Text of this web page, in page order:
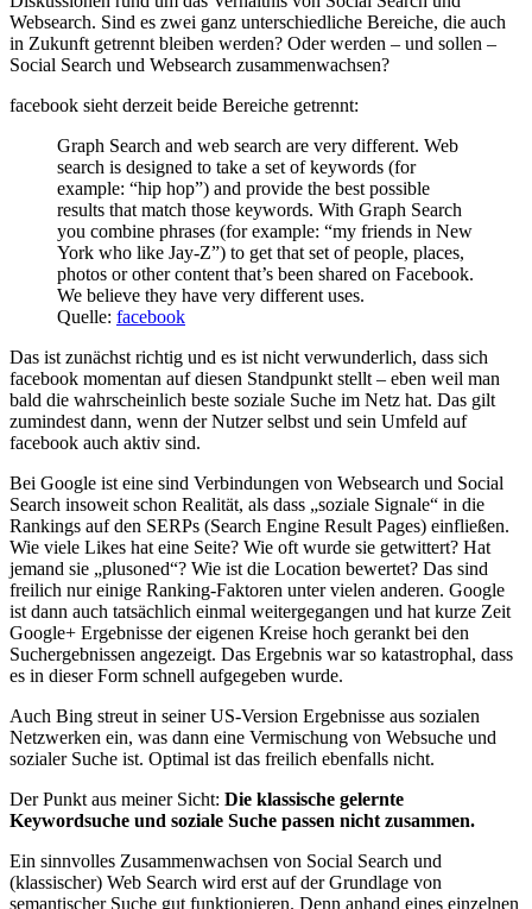
Websearch. Sind es zwei ganz unterschiedliche Bereiche, die auch
in Zukunft getrennt bleiben werden? Oder werden – und sollen –
Social Search und Websearch zusammenwachsen?
facebook sieht derzeit beide Bereiche getrennt:
Graph Search and web search are very different. Web
search is designed to take a set of keywords (for
example: “hip hop”) and provide the best possible
results that match those keywords. With Graph Search
you combine phrases (for example: “my friends in New
York who like Jay-Z”) to get that set of people, places,
photos or other content that’s been shared on Facebook.
We believe they have very different uses.
Quelle: facebook
Das ist zunächst richtig und es ist nicht verwunderlich, dass sich
facebook momentan auf diesen Standpunkt stellt – eben weil man
bald die wahrscheinlich beste soziale Suche im Netz hat. Das gilt
zumindest dann, wenn der Nutzer selbst und sein Umfeld auf
facebook auch aktiv sind.
Bei Google ist eine sind Verbindungen von Websearch und Social
Search insoweit schon Realität, als dass „soziale Signale“ in die
Rankings auf den SERPs (Search Engine Result Pages) einfließen.
Wie viele Likes hat eine Seite? Wie oft wurde sie getwittert? Hat
jemand sie „plusoned“? Wie ist die Location bewertet? Das sind
freilich nur einige Ranking-Faktoren unter vielen anderen. Google
ist dann auch tatsächlich einmal weitergegangen und hat kurze Zeit
Google+ Ergebnisse der eigenen Kreise hoch gerankt bei den
Suchergebnissen angezeigt. Das Ergebnis war so katastrophal, dass
es in dieser Form schnell aufgegeben wurde.
Auch Bing streut in seiner US-Version Ergebnisse aus sozialen
Netzwerken ein, was dann eine Vermischung von Websuche und
sozialer Suche ist. Optimal ist das freilich ebenfalls nicht.
Der Punkt aus meiner Sicht: Die klassische gelernte
Keywordsuche und soziale Suche passen nicht zusammen.
Ein sinnvolles Zusammenwachsen von Social Search und
(klassischer) Web Search wird erst auf der Grundlage von
semantischer Suche gut funktionieren. Denn anhand eines einzelnen